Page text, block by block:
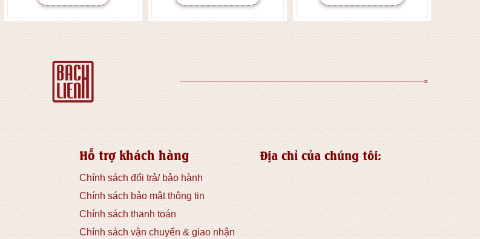
nhiều
biến
có
được
chọn
trang
sản
Hỗ trợ khách hàng
Chính sách đổi trả/ bảo hành
Chính sách bảo mật thông tin
Chính sách thanh toán
Chính sách vận chuyển & giao nhận
Địa chỉ của chúng tôi: